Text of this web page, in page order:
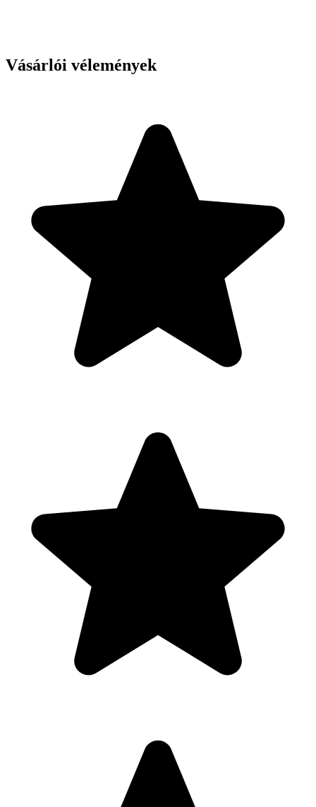
Vásárlói vélemények